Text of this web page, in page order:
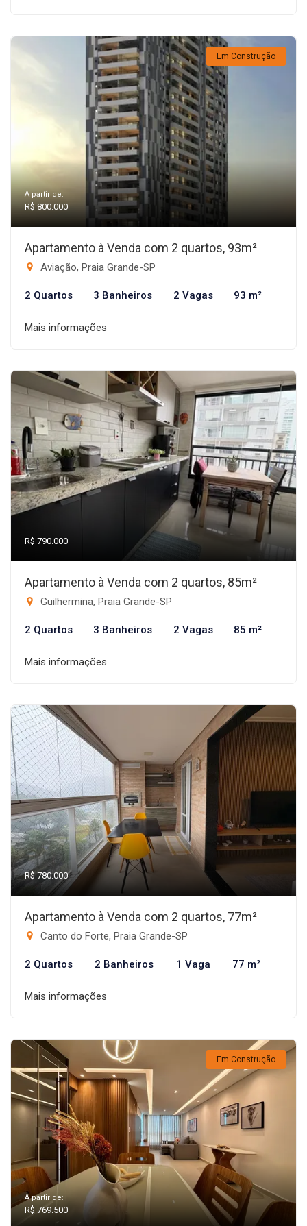
Em Construção
A partir de:
R$ 800.000
Apartamento à Venda com 2 quartos, 93m²
Aviação, Praia Grande-SP
2 Quartos 3 Banheiros 2 Vagas 93 m²
Mais informações
R$ 790.000
Apartamento à Venda com 2 quartos, 85m²
Guilhermina, Praia Grande-SP
2 Quartos 3 Banheiros 2 Vagas 85 m²
Mais informações
R$ 780.000
Apartamento à Venda com 2 quartos, 77m²
Canto do Forte, Praia Grande-SP
2 Quartos 2 Banheiros 1 Vaga 77 m²
Mais informações
Em Construção
A partir de:
R$ 769.500